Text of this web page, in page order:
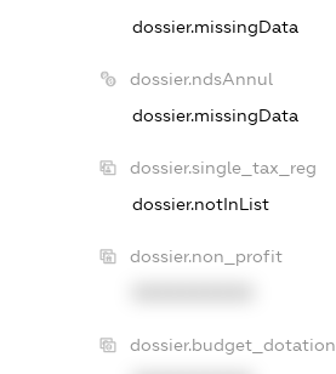
dossier.missingData
dossier.ndsAnnul
dossier.missingData
dossier.single_tax_reg
dossier.notInList
dossier.non_profit
dossier.budget_dotation